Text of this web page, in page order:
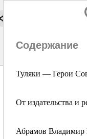
Содержание
Туляки — Герои
От издательства и
Абрамов